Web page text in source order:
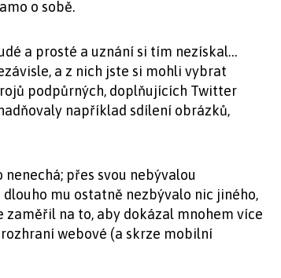
o sobě.
a prosté a uznání si tím nezískal…
a z nich jste si mohli vybrat
podpůrných, doplňujících Twitter
například sdílení obrázků,
přes svou nebývalou
mu ostatně nezbývalo nic jiného,
na to, aby dokázal mnohem více
webové (a skrze mobilní